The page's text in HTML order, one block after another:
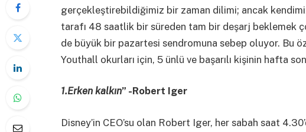
gerçekleştirebildiğimiz bir zaman dilimi; ancak
tarafı 48 saatlik bir süreden tam bir deşarj beklemek
de büyük bir pazartesi sendromuna sebep oluyor. Bu
Youthall okurları için, 5 ünlü ve başarılı kişinin hafta
1.Erken kalkın” -Robert Iger
Disney’in CEO’su olan Robert Iger, her sabah saat